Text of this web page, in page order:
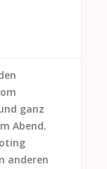
ganz
Abend.
anderen